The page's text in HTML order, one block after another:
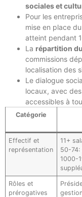
sociales et
Pour les
mise en place
atteint pendant
La répartition
commissions
localisation des
Le dialogue
locaux, avec
accessibles à
Catégorie
Effectif et
représentation
11+
50-
1000-
Rôles et
prérogatives